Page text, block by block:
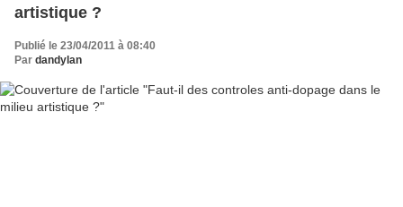
artistique ?
Publié le 23/04/2011 à 08:40
Par dandylan